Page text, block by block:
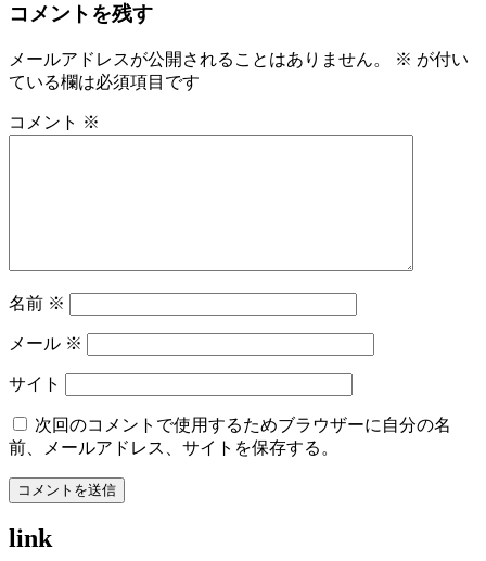
ナ
ビ
ゲ
ー
コメントを残す
メールアドレスが公開されることはありません。 ※ が付い
ている欄は必須項目です
コメント ※
名前 ※
メール ※
サイト
次回のコメントで使用するためブラウザーに自分の名
前、メールアドレス、サイトを保存する。
link